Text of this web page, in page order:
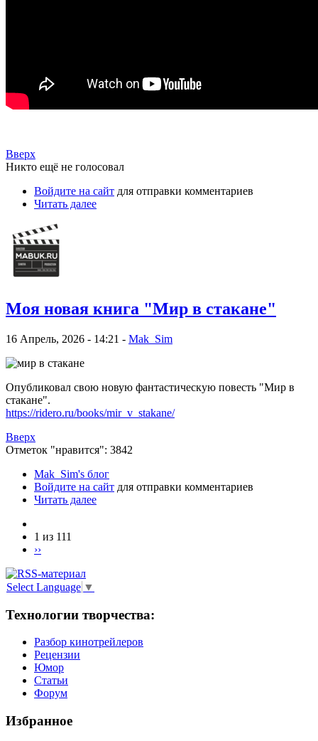
Вверх
Никто ещё не голосовал
Войдите на сайт для отправки комментариев
Читать далее
Моя новая книга "Мир в стакане"
16 Апрель, 2026 - 14:21 - Mak_Sim
Опубликовал свою новую фантастическую повесть "Мир в
стакане".
https://ridero.ru/books/mir_v_stakane/
Вверх
Отметок "нравится": 3842
Mak_Sim's блог
Войдите на сайт для отправки комментариев
Читать далее
1 из 111
››
Select Language ▼
Технологии творчества:
Разбор кинотрейлеров
Рецензии
Юмор
Статьи
Форум
Избранное